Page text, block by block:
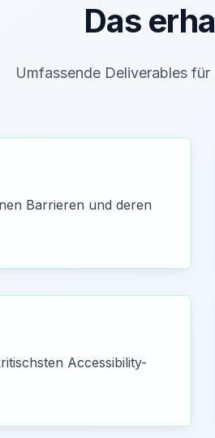
Das
Umfassende Deliverables
Barrieren und deren
Accessibility-